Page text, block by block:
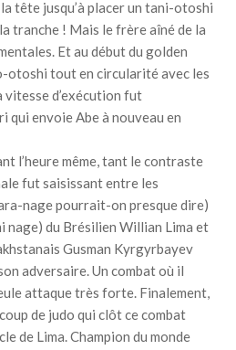
tête jusqu’à placer un tani-otoshi
tranche ! Mais le frère aîné de la
Et au début du golden
otoshi tout en circularité avec les
vitesse d’exécution fut
qui envoie Abe à nouveau en
l’heure même, tant le contraste
fut saisissant entre les
nage pourrait-on presque dire)
nage) du Brésilien Willian Lima et
Gusman Kyrgyrbayev
adversaire. Un combat où il
attaque très forte. Finalement,
de judo qui clôt ce combat
de Lima. Champion du monde